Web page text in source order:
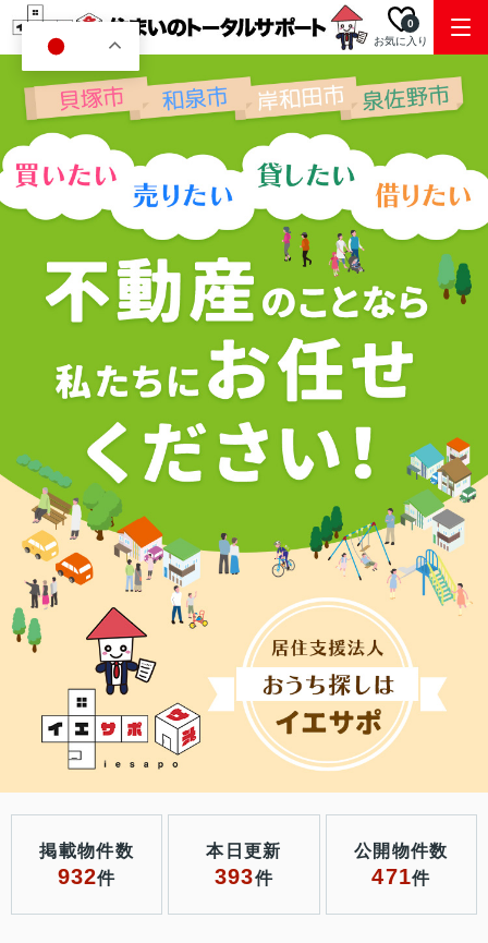
お気に入り
0
掲載物件数
932件
本日更新
393件
公開物件数
471件